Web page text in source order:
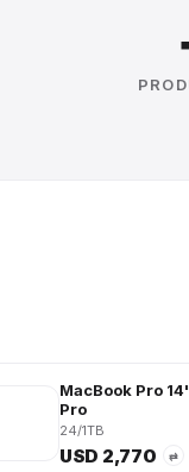
MacBook Pro
Pro
24/1TB
USD 2,770 ⇄